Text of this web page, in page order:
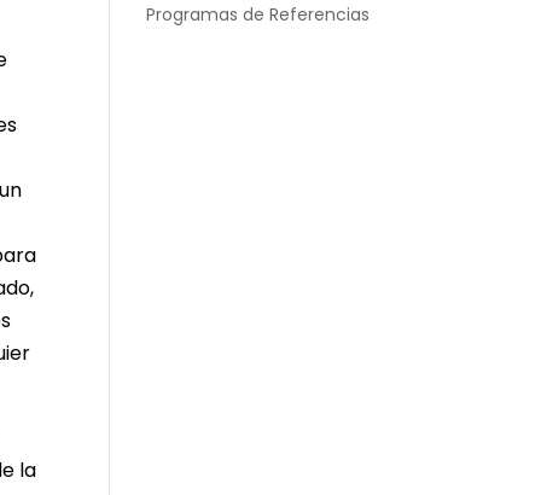
la
Programas de Referencias